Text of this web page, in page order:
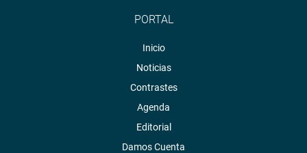
PORTAL
Inicio
Noticias
Contrastes
Agenda
Editorial
Damos Cuenta